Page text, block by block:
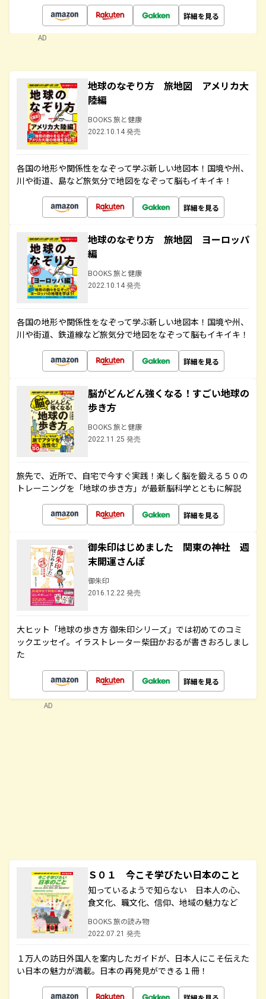
詳細を見る
AD
地球のなぞり方 旅地図 アメリカ大
陸編
BOOKS 旅と健康
2022.10.14 発売
各国の地形や関係性をなぞって学ぶ新しい地図本！国境や州、
川や街道、島など旅気分で地図をなぞって脳もイキイキ！
詳細を見る
地球のなぞり方 旅地図 ヨーロッパ
編
BOOKS 旅と健康
2022.10.14 発売
各国の地形や関係性をなぞって学ぶ新しい地図本！国境や州、
川や街道、鉄道線など旅気分で地図をなぞって脳もイキイキ！
詳細を見る
脳がどんどん強くなる！すごい地球の
歩き方
BOOKS 旅と健康
2022.11.25 発売
旅先で、近所で、自宅で今すぐ実践！楽しく脳を鍛える５０の
トレーニングを「地球の歩き方」が最新脳科学とともに解説
詳細を見る
御朱印はじめました 関東の神社 週
末開運さんぽ
御朱印
2016.12.22 発売
大ヒット「地球の歩き方 御朱印シリーズ」では初めてのコミ
ックエッセイ。イラストレーター柴田かおるが書きおろしまし
た
詳細を見る
Ｓ０１ 今こそ学びたい日本のこと
知っているようで知らない 日本人の心、
食文化、職文化、信仰、地域の魅力など
BOOKS 旅の読み物
2022.07.21 発売
１万人の訪日外国人を案内したガイドが、日本人にこそ伝えた
い日本の魅力が満載。日本の再発見ができる１冊！
AD